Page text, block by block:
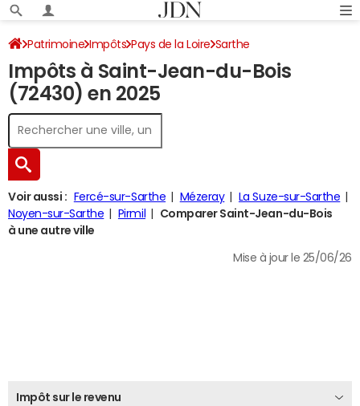
Patrimoine Impôts Pays de la Loire Sarthe
Saint-Jean-du-Bois Impôt sur le revenu
Impôts à Saint-Jean-du-Bois
(72430) en 2025
Voir aussi : Fercé-sur-Sarthe Mézeray
La Suze-sur-Sarthe
Noyen-sur-Sarthe
Pirmil
Comparer Saint-Jean-du-Bois
à une autre ville
Mise à jour le 25/06/26
Impôt sur le revenu